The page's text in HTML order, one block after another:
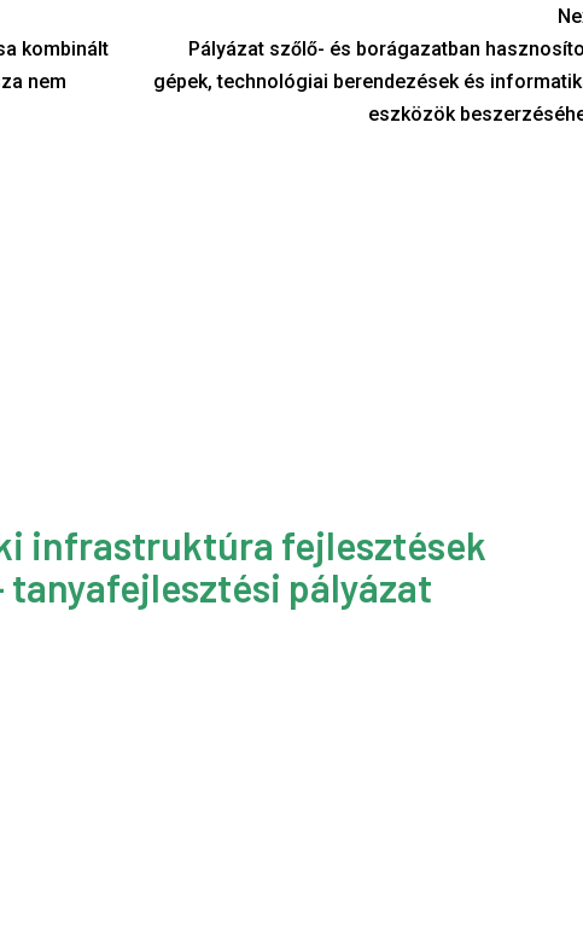
kombinált
nem
Pályázat szőlő- és borágazatban
gépek, technológiai berendezések és
eszközök
infrastruktúra fejlesztések
tanyafejlesztési pályázat